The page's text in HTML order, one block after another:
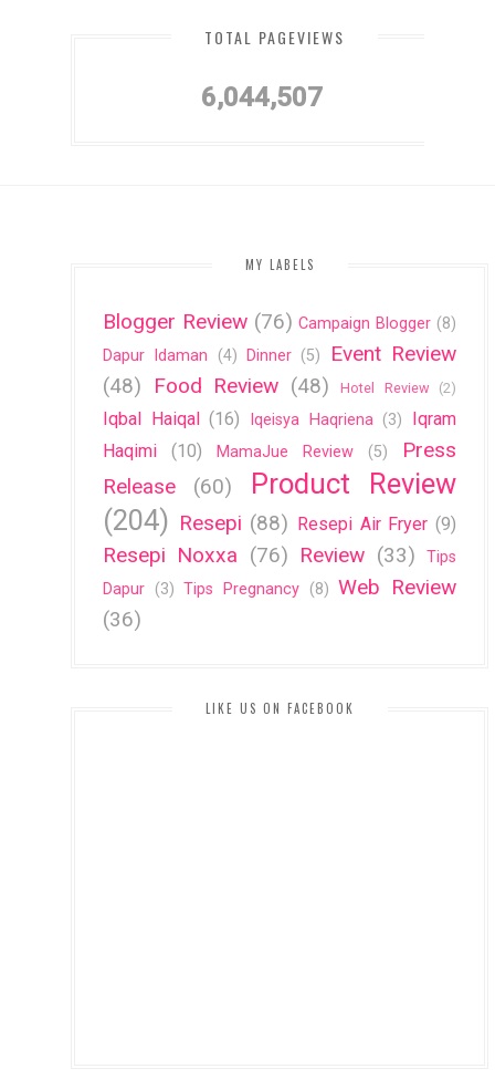
TOTAL PAGEVIEWS
6,044,507
MY LABELS
Blogger Review (76) Campaign Blogger (8)
Dapur Idaman
(4) Dinner (5)
Event Review
(48)
Food Review (48) Hotel Review (2)
Iqbal Haiqal (16) Iqeisya Haqriena (3)
Iqram
Haqimi
(10) MamaJue Review (5)
Press
Release
(60)
Product Review
(204) Resepi (88) Resepi Air Fryer (9)
Resepi Noxxa (76) Review (33)
Tips
Dapur (3) Tips Pregnancy (8) Web Review
(36)
LIKE US ON FACEBOOK